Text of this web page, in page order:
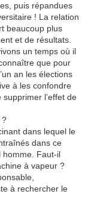
puis répandues
! La relation
beaucoup plus
et de résultats.
un temps où il
que pour
an les élections
à les confondre
l’effet de
?
dans lequel le
dans ce
homme. Faut-il
à vapeur ?
à rechercher le